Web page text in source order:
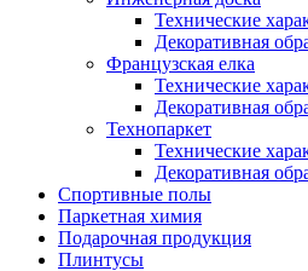
Технические
Декоративная
Французская елка
Технические
Декоративная
Технопаркет
Технические
Декоративная
Спортивные полы
Паркетная химия
Подарочная продукция
Плинтусы